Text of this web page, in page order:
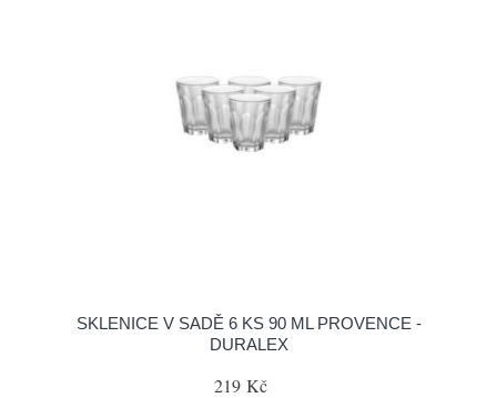
SKLENICE V SADĚ 6 KS 90 ML PROVENCE -
DURALEX
219 Kč